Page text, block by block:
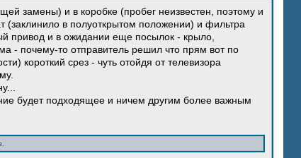
замены) и в коробке (пробег неизвестен, поэтому и
(заклинило в полуоткрытом положении) и фильтра
привод и в ожидании еще посылок - крыло,
- почему-то отправитель решил что прям вот по
короткий срез - чуть отойдя от телевизора
будет подходящее и ничем другим более важным